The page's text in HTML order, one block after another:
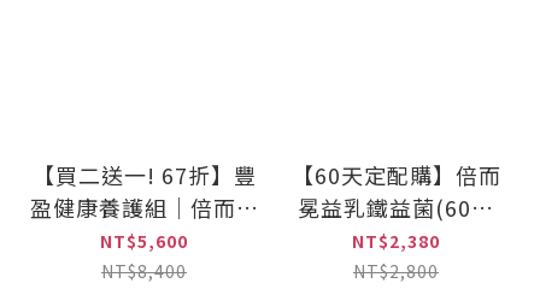
【買二送一! 67折】豐
盈健康養護組｜倍而髮
健×2＋(贈)倍而冕益
×1
NT$5,600
NT$8,400
【60天定配購】倍而
冕益乳鐵益菌(60粒
X1) 乳鐵蛋白機能保健
品
NT$2,380
NT$2,800